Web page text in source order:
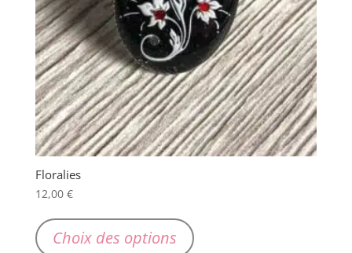
Floralies
12,00 €
Choix des options
produit